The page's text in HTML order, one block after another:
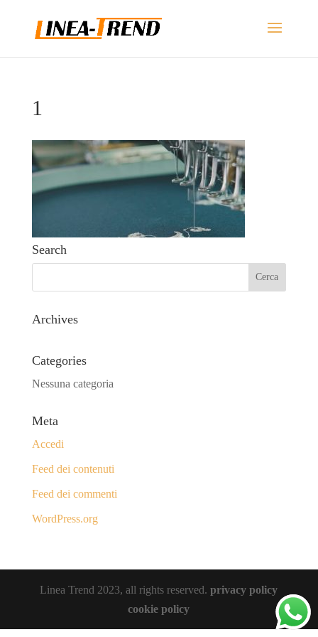
1
Search
Archives
Categories
Nessuna categoria
Meta
Accedi
Feed dei contenuti
Feed dei commenti
WordPress.org
Linea Trend 2023, all rights reserved.privacy policy
cookie policy